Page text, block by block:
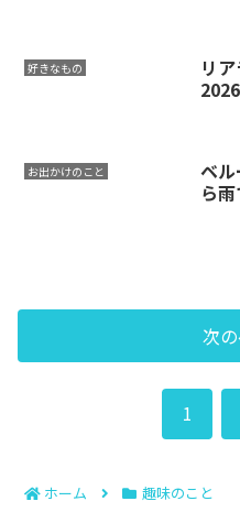
好きなもの
リ
2026
お出かけのこと
ベ
ら
次
1
ホーム 趣味のこと